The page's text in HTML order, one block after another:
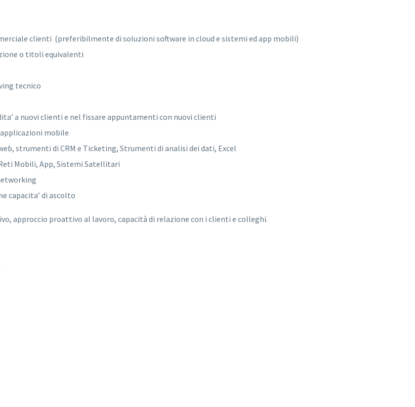
clienti (preferibilmente di soluzioni software in cloud e sistemi ed app mobili)
o titoli equivalenti
tecnico
a nuovi clienti e nel fissare appuntamenti con nuovi clienti
mobile
strumenti di CRM e Ticketing, Strumenti di analisi dei dati, Excel
Mobili, App, Sistemi Satellitari
capacita’ di ascolto
approccio proattivo al lavoro, capacità di relazione con i clienti e colleghi.